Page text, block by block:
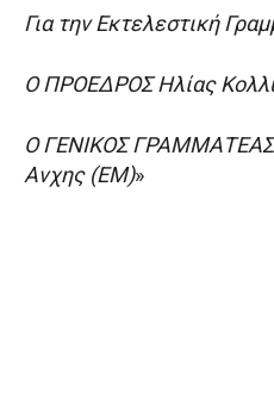
Για την Εκτελεστική
Ο ΠΡΟΕΔΡΟΣ Ηλίας
Ο ΓΕΝΙΚΟΣ ΓΡΑΜΜΑΤΕΑΣ
Ανχης (ΕΜ)»